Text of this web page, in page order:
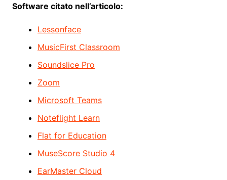
Software citato nell’articolo:
Lessonface
MusicFirst Classroom
Soundslice Pro
Zoom
Microsoft Teams
Noteflight Learn
Flat for Education
MuseScore Studio 4
EarMaster Cloud